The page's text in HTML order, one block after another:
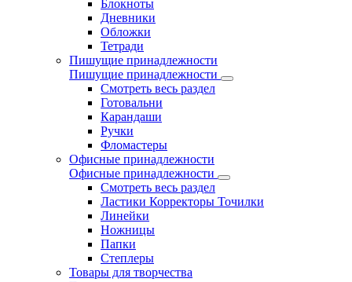
Блокноты
Дневники
Обложки
Тетради
Пишущие принадлежности
Пишущие принадлежности
Смотреть весь раздел
Готовальни
Карандаши
Ручки
Фломастеры
Офисные принадлежности
Офисные принадлежности
Смотреть весь раздел
Ластики Корректоры Точилки
Линейки
Ножницы
Папки
Степлеры
Товары для творчества